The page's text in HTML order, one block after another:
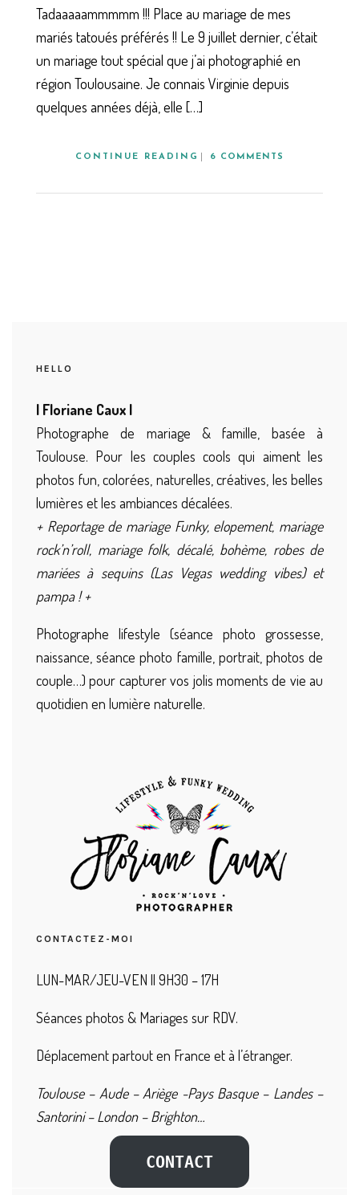
Tadaaaaammmmm !!! Place au mariage de mes
mariés tatoués préférés !! Le 9 juillet dernier, c’était
un mariage tout spécial que j’ai photographié en
région Toulousaine. Je connais Virginie depuis
quelques années déjà, elle […]
CONTINUE READING 6 COMMENTS
HELLO
| Floriane Caux |
Photographe de mariage & famille, basée à
Toulouse. Pour les couples cools qui aiment les
photos fun, colorées, naturelles, créatives, les belles
lumières et les ambiances décalées.
+ Reportage de mariage Funky, elopement, mariage
rock’n’roll, mariage folk, décalé, bohème, robes de
mariées à sequins (Las Vegas wedding vibes) et
pampa ! +
Photographe lifestyle (séance photo grossesse,
naissance, séance photo famille, portrait, photos de
couple…) pour capturer vos jolis moments de vie au
quotidien en lumière naturelle.
CONTACTEZ-MOI
LUN-MAR/JEU-VEN || 9H30 – 17H
Séances photos & Mariages sur RDV.
Déplacement partout en France et à l’étranger.
Toulouse – Aude – Ariège -Pays Basque – Landes –
Santorini – London – Brighton…
CONTACT